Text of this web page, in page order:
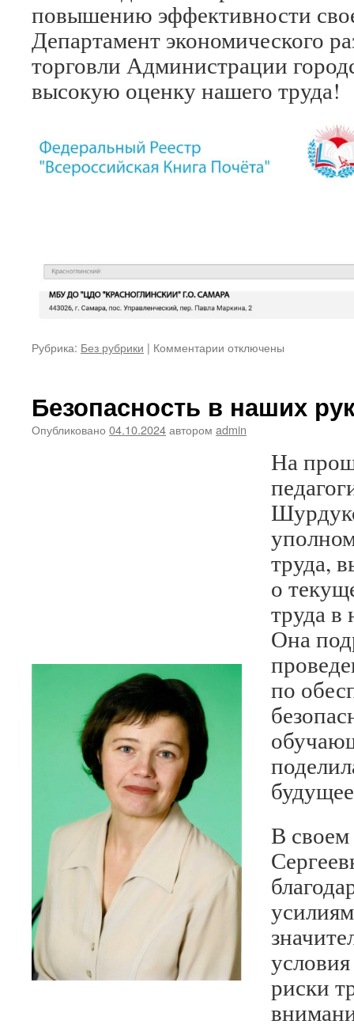
повышению эффективности
Департамент экономического
торговли Администрации
высокую оценку нашего труда!
Рубрика: Без рубрики | Комментарии к
Федеральном
Реестре
«Всероссийская
отключены
Безопасность в наших
Опубликовано 04.10.2024автором admin
На
труда,
о
труда
Она
по
В
риски